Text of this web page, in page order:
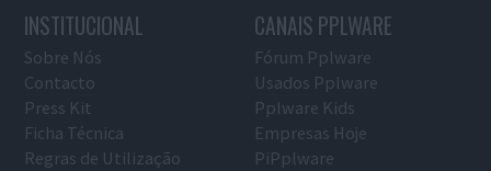
INSTITUCIONAL
Sobre Nós
Contacto
Press Kit
Ficha Técnica
Regras de Utilização
CANAIS PPLWARE
Fórum Pplware
Usados Pplware
Pplware Kids
Empresas Hoje
PiPplware